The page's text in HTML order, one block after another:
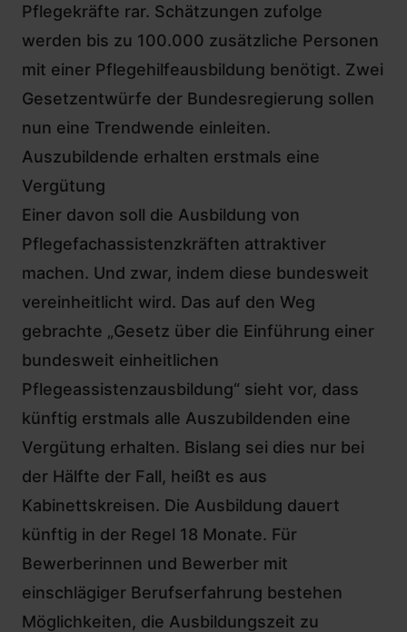
Pflegekräfte rar. Schätzungen zufolge
werden bis zu 100.000 zusätzliche Personen
mit einer Pflegehilfeausbildung benötigt. Zwei
Gesetzentwürfe der Bundesregierung sollen
nun eine Trendwende einleiten.
Auszubildende erhalten erstmals eine
Vergütung
Einer davon soll die Ausbildung von
Pflegefachassistenzkräften attraktiver
machen. Und zwar, indem diese bundesweit
vereinheitlicht wird. Das auf den Weg
gebrachte „Gesetz über die Einführung einer
bundesweit einheitlichen
Pflegeassistenzausbildung“ sieht vor, dass
künftig erstmals alle Auszubildenden eine
Vergütung erhalten. Bislang sei dies nur bei
der Hälfte der Fall, heißt es aus
Kabinettskreisen. Die Ausbildung dauert
künftig in der Regel 18 Monate. Für
Bewerberinnen und Bewerber mit
einschlägiger Berufserfahrung bestehen
Möglichkeiten, die Ausbildungszeit zu